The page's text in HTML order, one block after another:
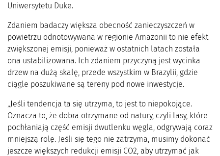
Uniwersytetu Duke.
Zdaniem badaczy większa obecność zanieczyszczeń w
powietrzu odnotowywana w regionie Amazonii to nie efekt
zwiększonej emisji, ponieważ w ostatnich latach została
ona ustabilizowana. Ich zdaniem przyczyną jest wycinka
drzew na dużą skalę, przede wszystkim w Brazylii, gdzie
ciągle poszukiwane są tereny pod nowe inwestycje.
„Jeśli tendencja ta się utrzyma, to jest to niepokojące.
Oznacza to, że dobra otrzymane od natury, czyli lasy, które
pochłaniają część emisji dwutlenku węgla, odgrywają coraz
mniejszą rolę. Jeśli się tego nie zatrzyma, musimy dokonać
jeszcze większych redukcji emisji CO2, aby utrzymać jak